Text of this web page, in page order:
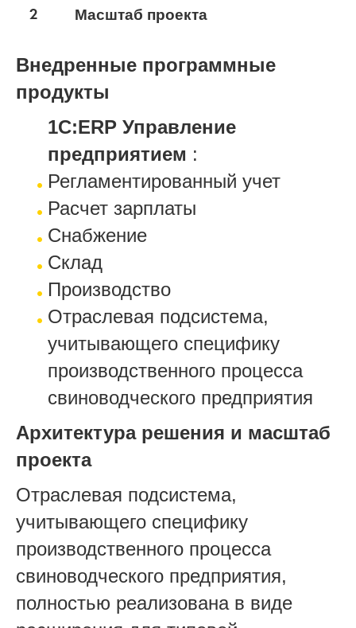
2 Масштаб проекта
Внедренные программные
продукты
1С:ERP Управление
предприятием :
Регламентированный учет
Расчет зарплаты
Снабжение
Склад
Производство
Отраслевая подсистема,
учитывающего специфику
производственного процесса
свиноводческого предприятия
Архитектура решения и масштаб
проекта
Отраслевая подсистема,
учитывающего специфику
производственного процесса
свиноводческого предприятия,
полностью реализована в виде